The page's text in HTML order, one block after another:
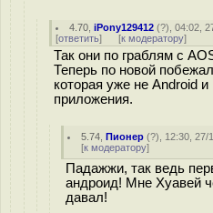
4.70 ,iPony129412 (?), 04:02,
[ответить] [к модератору]
Так они по граблям с
Теперь по новой
которая уже не Android
приложения.
5.74 ,Пионер (?), 12:30, 27/
[к модератору]
Падажжи, так ведь
андроид! Мне Хуавей
давал!